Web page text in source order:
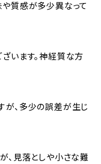
質感が多少異なって
います。神経質な方
、多少の誤差が生じ
、見落としや小さな難